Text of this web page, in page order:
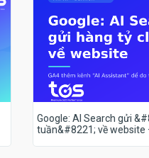
Google: AI Search gửi
tuần&#8221; về website